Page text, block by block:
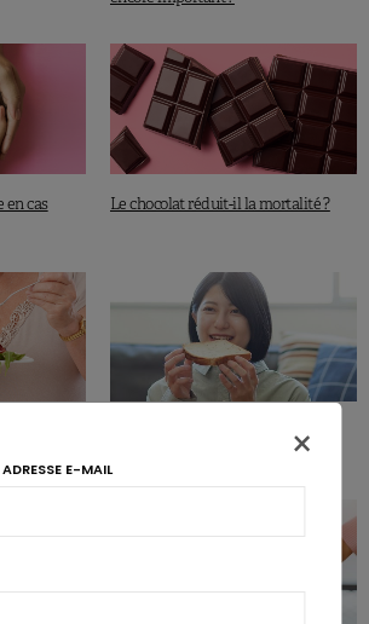
en cas
Le chocolat réduit-il la mortalité ?
nitrates
Japon : moins de riz, plus de pain et
×
E-MAIL